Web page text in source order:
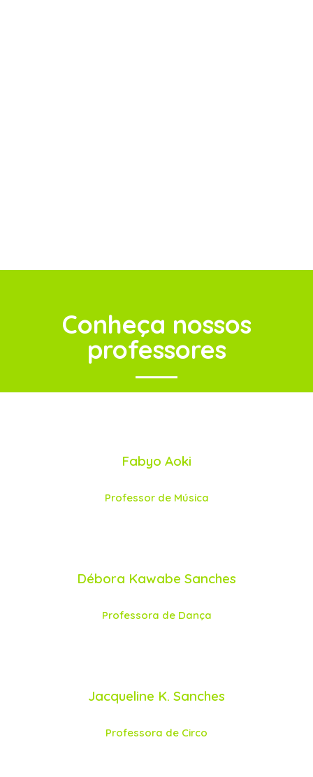
Conheça nossos
professores
Fabyo Aoki
Professor de Música
Débora Kawabe Sanches
Professora de Dança
Jacqueline K. Sanches
Professora de Circo